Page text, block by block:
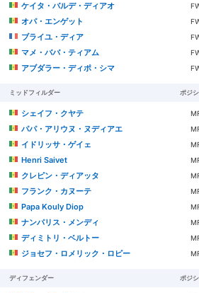
ケイタ・バルデ・ディアオ
オパ・エンゲット
ブライユ・ディア
マメ・ババ・ティアム
アブダラー・ディポ・シマ
ミッドフィルダー ポジ
シェイフ・クヤテ
パパ・アリウヌ・ヌディアエ
イドリッサ・ゲイェ
Henri Saivet
クレピン・ディアッタ
フランク・カヌーテ
Papa Kouly Diop
ナンパリス・メンディ
ディミトリ・ベルトー
ジョセフ・ロメリック・ロピー
ディフェンダー ポジ